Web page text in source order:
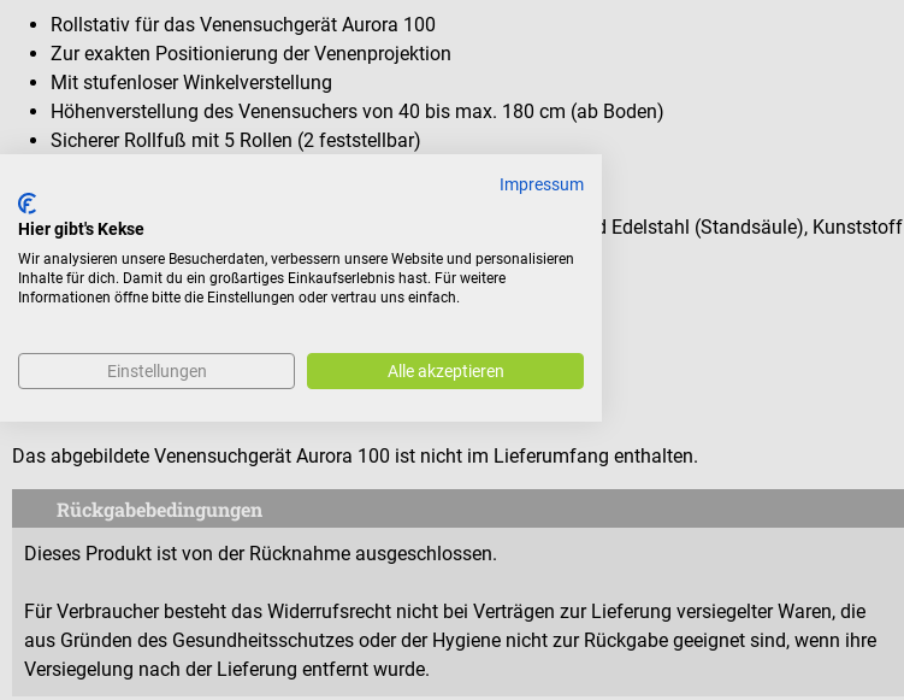
Rollstativ für das Venensuchgerät Aurora 100
Zur exakten Positionierung der Venenprojektion
Mit stufenloser Winkelverstellung
Höhenverstellung des Venensuchers von 40 bis max. 180 cm (ab Boden)
Sicherer Rollfuß mit 5 Rollen (2 feststellbar)
Material: Aluminium-Legierung (Fuß und Schwenkarm), Stahl und Edelstahl (Standsäule), Kunststoff
(Rollen)
Lieferumfang
1 Medthelight Mobiler Rollwagen für Venensuchgerät Aurora 100
Das abgebildete Venensuchgerät Aurora 100 ist nicht im Lieferumfang enthalten.
Rückgabebedingungen
Dieses Produkt ist von der Rücknahme ausgeschlossen.
Für Verbraucher besteht das Widerrufsrecht nicht bei Verträgen zur Lieferung versiegelter Waren, die
aus Gründen des Gesundheitsschutzes oder der Hygiene nicht zur Rückgabe geeignet sind, wenn ihre
Versiegelung nach der Lieferung entfernt wurde.
Impressum
Hier gibt's Kekse
Wir analysieren unsere Besucherdaten, verbessern unsere Website und personalisieren
Inhalte für dich. Damit du ein großartiges Einkaufserlebnis hast. Für weitere
Informationen öffne bitte die Einstellungen oder vertrau uns einfach.
Einstellungen Alle akzeptieren